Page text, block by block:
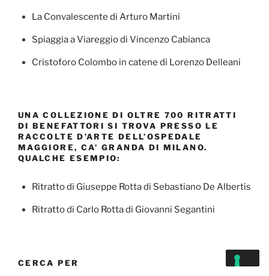
La Convalescente di Arturo Martini
Spiaggia a Viareggio di Vincenzo Cabianca
Cristoforo Colombo in catene di Lorenzo Delleani
UNA COLLEZIONE DI OLTRE 700 RITRATTI
DI BENEFATTORI SI TROVA PRESSO LE
RACCOLTE D’ARTE DELL’OSPEDALE
MAGGIORE, CA’ GRANDA DI MILANO.
QUALCHE ESEMPIO:
Ritratto di Giuseppe Rotta di Sebastiano De Albertis
Ritratto di Carlo Rotta di Giovanni Segantini
CERCA PER